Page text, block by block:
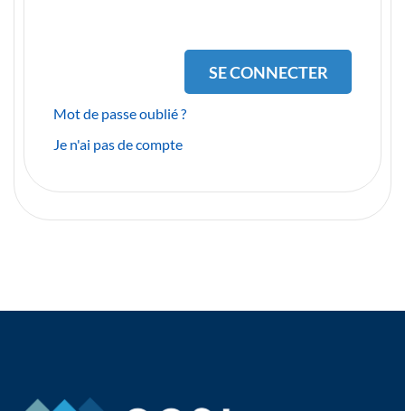
Mot de passe oublié ?
Je n'ai pas de compte